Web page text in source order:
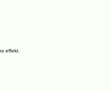
effekt.